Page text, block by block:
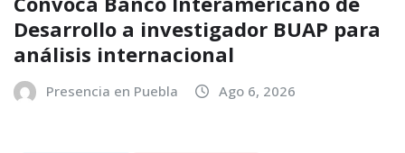
Desarrollo a investigador BUAP para
análisis internacional
Presencia en Puebla Ago 6, 2026